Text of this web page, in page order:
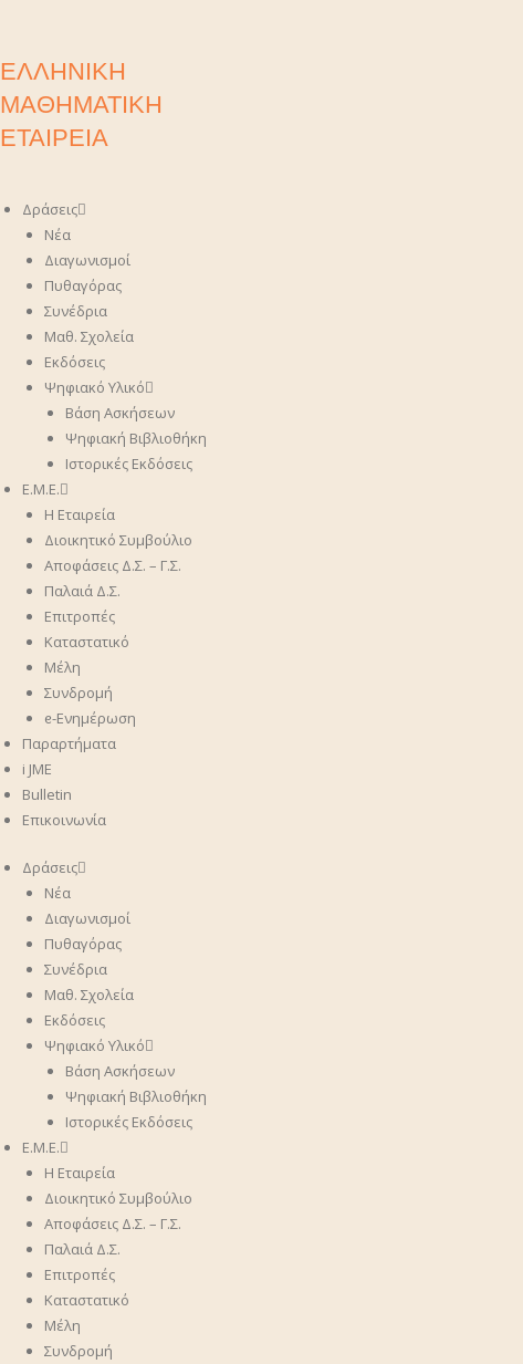
ΕΛΛΗΝΙΚΗ
ΜΑΘΗΜΑΤΙΚΗ
ΕΤΑΙΡΕΙΑ
Δράσεις
Νέα
Διαγωνισμοί
Πυθαγόρας
Συνέδρια
Μαθ. Σχολεία
Εκδόσεις
Ψηφιακό Υλικό
Βάση Ασκήσεων
Ψηφιακή Βιβλιοθήκη
Ιστορικές Εκδόσεις
Ε.Μ.Ε.
Η Εταιρεία
Διοικητικό Συμβούλιο
Αποφάσεις Δ.Σ. – Γ.Σ.
Παλαιά Δ.Σ.
Επιτροπές
Καταστατικό
Μέλη
Συνδρομή
ᧉ-Ενημέρωση
Παραρτήματα
i JME
Bulletin
Επικοινωνία
Δράσεις
Νέα
Διαγωνισμοί
Πυθαγόρας
Συνέδρια
Μαθ. Σχολεία
Εκδόσεις
Ψηφιακό Υλικό
Βάση Ασκήσεων
Ψηφιακή Βιβλιοθήκη
Ιστορικές Εκδόσεις
Ε.Μ.Ε.
Η Εταιρεία
Διοικητικό Συμβούλιο
Αποφάσεις Δ.Σ. – Γ.Σ.
Παλαιά Δ.Σ.
Επιτροπές
Καταστατικό
Μέλη
Συνδρομή